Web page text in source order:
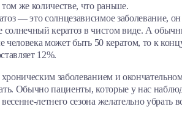
же количестве, что раньше.
— это солнцезависимое заболевание,
солнечный кератоз в чистом виде. А
человека может быть 50 кератом, то к
12%.
хроническим заболеванием и
Обычно пациенты, которые у нас
летнего сезона желательно